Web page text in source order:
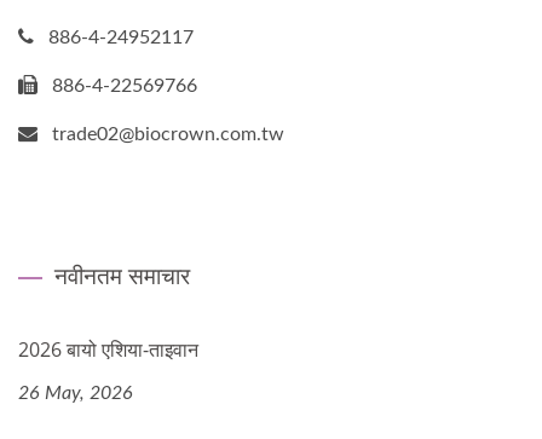
886-4-24952117
886-4-22569766
trade02@biocrown.com.tw
नवीनतम समाचार
2026 बायो एशिया-ताइवान
26 May, 2026